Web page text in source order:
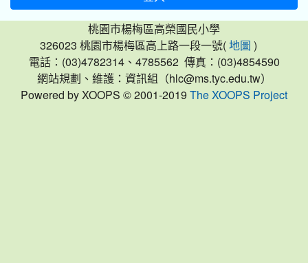
桃園市楊梅區高榮國民小學
326023 桃園市楊梅區高上路一段一號( 地圖 )
電話：(03)4782314、4785562 傳真：(03)4854590
網站規劃、維護：資訊組（hlc@ms.tyc.edu.tw）
Powered by XOOPS © 2001-2019 The XOOPS Project